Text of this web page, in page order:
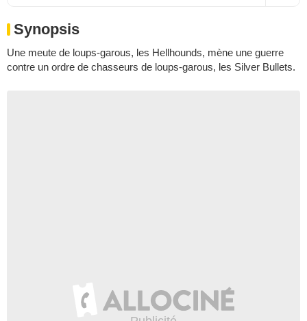
Synopsis
Une meute de loups-garous, les Hellhounds, mène une guerre
contre un ordre de chasseurs de loups-garous, les Silver Bullets.